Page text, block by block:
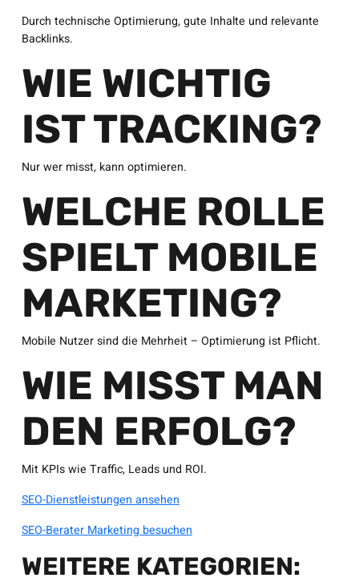
Durch technische Optimierung, gute Inhalte und relevante
Backlinks.
WIE WICHTIG
IST TRACKING?
Nur wer misst, kann optimieren.
WELCHE ROLLE
SPIELT MOBILE
MARKETING?
Mobile Nutzer sind die Mehrheit – Optimierung ist Pflicht.
WIE MISST MAN
DEN ERFOLG?
Mit KPIs wie Traffic, Leads und ROI.
SEO-Dienstleistungen ansehen
SEO-Berater Marketing besuchen
WEITERE KATEGORIEN: